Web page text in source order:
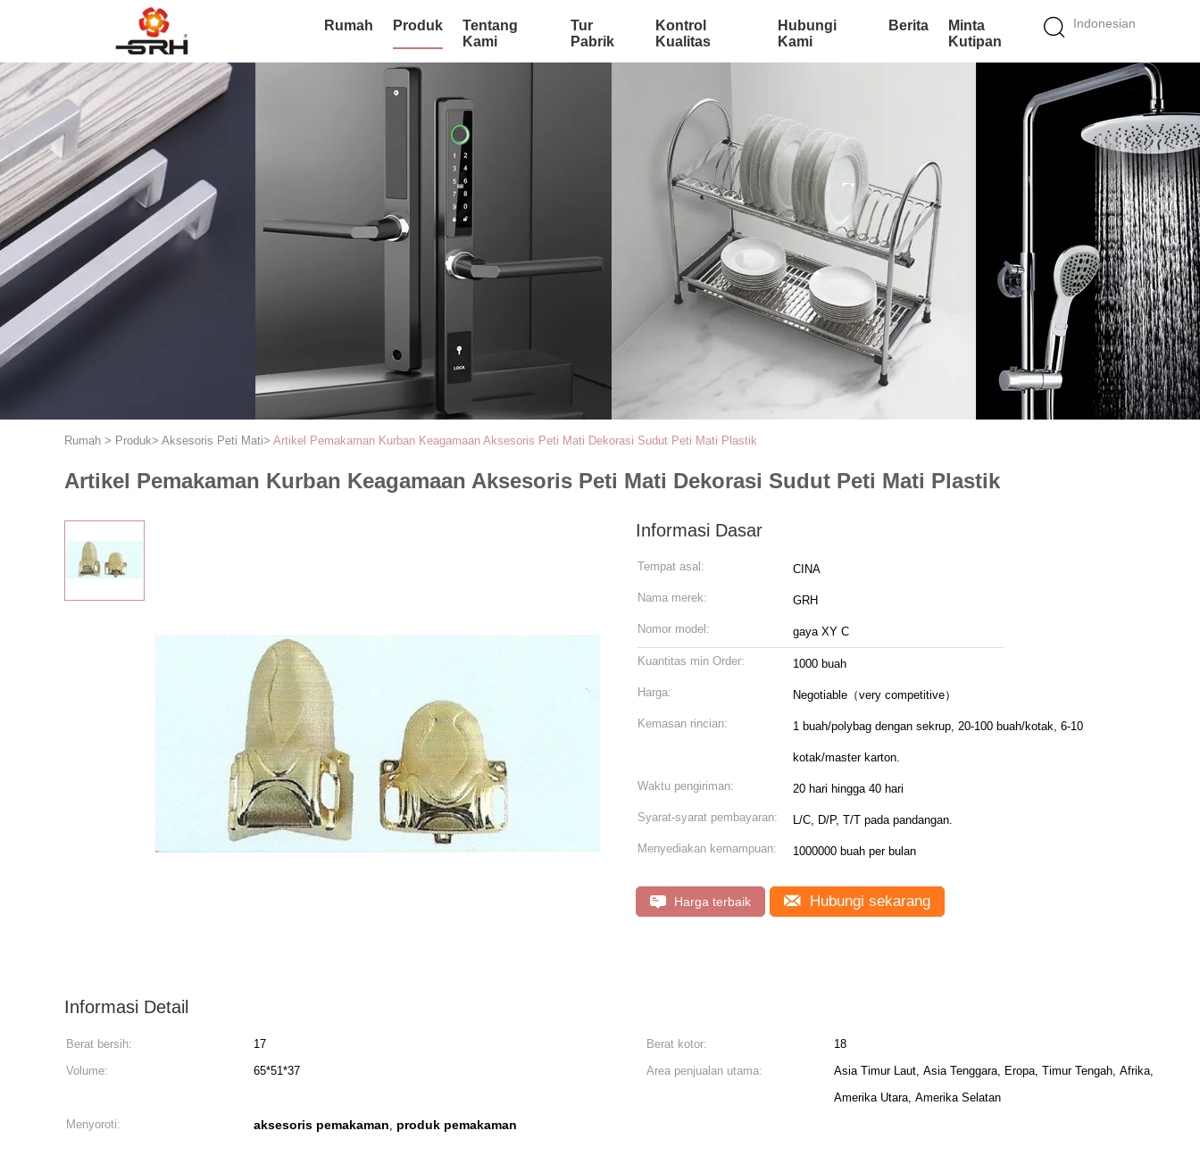
Indonesian
Rumah Produk
Tentang
Kami
Tur
Pabrik
Kontrol
Kualitas
Hubungi
Kami
Berita
Minta
Kutipan
Rumah > Produk> Aksesoris Peti Mati> Artikel Pemakaman Kurban Keagamaan Aksesoris Peti Mati Dekorasi Sudut Peti Mati Plastik
Artikel Pemakaman Kurban Keagamaan Aksesoris Peti Mati Dekorasi Sudut Peti Mati Plastik
Informasi Dasar
Tempat asal: CINA
Nama merek: GRH
Nomor model: gaya XY C
Kuantitas min Order: 1000 buah
Harga: Negotiable（very competitive）
Kemasan rincian: 1 buah/polybag dengan sekrup, 20-100 buah/kotak, 6-10
kotak/master karton.
Waktu pengiriman: 20 hari hingga 40 hari
Syarat-syarat pembayaran: L/C, D/P, T/T pada pandangan.
Menyediakan kemampuan: 1000000 buah per bulan
Harga terbaik Hubungi sekarang
Informasi Detail
Berat bersih: 17 Berat kotor:
18
Volume:
65*51*37 Area penjualan utama:
Asia Timur Laut, Asia Tenggara, Eropa, Timur Tengah, Afrika,
Amerika Utara, Amerika Selatan
Menyoroti:
aksesoris pemakaman, produk pemakaman